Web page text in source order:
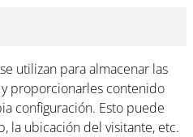
utilizan para almacenar las
proporcionarles contenido
configuración. Esto puede
la ubicación del visitante, etc.